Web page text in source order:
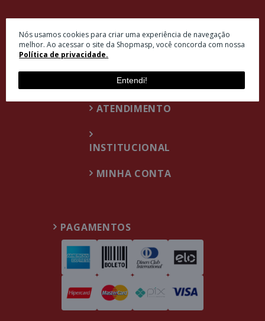
Nós usamos cookies para criar uma experiência de navegação
melhor. Ao acessar o site da Shopmasp, você concorda com nossa
Política de privacidade.
Entendi!
Insira seu e-mail e receba ofertas exclusivas
ATENDIMENTO
INSTITUCIONAL
MINHA CONTA
PAGAMENTOS